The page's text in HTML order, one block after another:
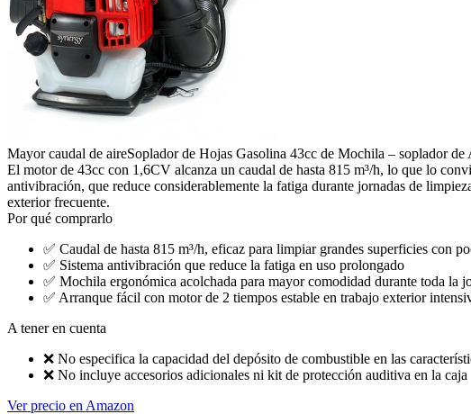
Mayor caudal de aireSoplador de Hojas Gasolina 43cc de Mochila – soplador
El motor de 43cc con 1,6CV alcanza un caudal de hasta 815 m³/h, lo que lo
antivibración, que reduce considerablemente la fatiga durante jornadas de
exterior frecuente.
Por qué comprarlo
✅ Caudal de hasta 815 m³/h, eficaz para limpiar grandes superficies con
✅ Sistema antivibración que reduce la fatiga en uso prolongado
✅ Mochila ergonómica acolchada para mayor comodidad durante toda la
✅ Arranque fácil con motor de 2 tiempos estable en trabajo exterior
A tener en cuenta
❌ No especifica la capacidad del depósito de combustible en las
❌ No incluye accesorios adicionales ni kit de protección auditiva en la caja
Ver precio en Amazon